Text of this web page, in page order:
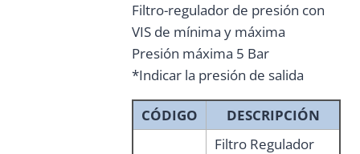
Filtro-regulador de presión con
VIS de mínima y máxima
Presión máxima 5 Bar
*Indicar la presión de salida
CÓDIGO DESCRIPCIÓN
Filtro Regulador